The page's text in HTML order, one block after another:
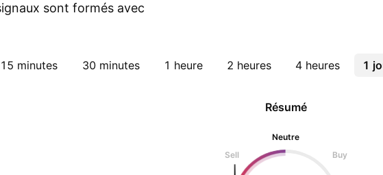
sont formés avec
15 minutes 30 minutes 1 heure 2 heures 4 heures 1
Résumé
Neutre
Sell
Buy